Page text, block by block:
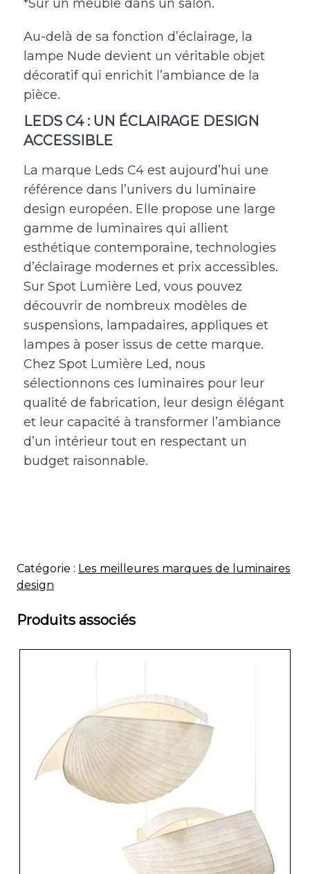
*Sur un meuble dans un salon.
Au-delà de sa fonction d’éclairage, la
lampe Nude devient un véritable objet
décoratif qui enrichit l’ambiance de la
pièce.
LEDS C4 : UN ÉCLAIRAGE DESIGN
ACCESSIBLE
La marque Leds C4 est aujourd’hui une
référence dans l’univers du luminaire
design européen. Elle propose une large
gamme de luminaires qui allient
esthétique contemporaine, technologies
d’éclairage modernes et prix accessibles.
Sur Spot Lumière Led, vous pouvez
découvrir de nombreux modèles de
suspensions, lampadaires, appliques et
lampes à poser issus de cette marque.
Chez Spot Lumière Led, nous
sélectionnons ces luminaires pour leur
qualité de fabrication, leur design élégant
et leur capacité à transformer l’ambiance
d’un intérieur tout en respectant un
budget raisonnable.
Catégorie : Les meilleures marques de luminaires
design
Produits associés